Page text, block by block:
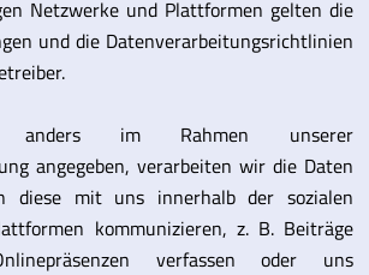
Netzwerke und Plattformen gelten die
und die Datenverarbeitungsrichtlinien
im Rahmen unserer
angegeben, verarbeiten wir die Daten
diese mit uns innerhalb der sozialen
kommunizieren, z. B. Beiträge
verfassen oder uns